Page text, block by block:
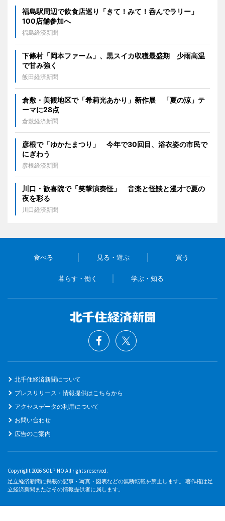
福島駅周辺で飲食店巡り「きて！みて！呑んでラリー」
100店舗参加へ
福島経済新聞
下條村「岡本ファーム」、黒スイカ収穫最盛期 少雨高温
で甘み強く
飯田経済新聞
倉敷・美観地区で「希莉光あかり」新作展 「夏の涼」テ
ーマに28点
倉敷経済新聞
彦根で「ゆかたまつり」 今年で30回目、浴衣姿の市民で
にぎわう
彦根経済新聞
川口・歓喜院で「笑撃演奏怪」 音楽と怪談と漫才で夏の
夜を彩る
川口経済新聞
食べる 見る・遊ぶ 買う
暮らす・働く 学ぶ・知る
北千住経済新聞について
プレスリリース・情報提供はこちらから
アクセスデータの利用について
お問い合わせ
広告のご案内
Copyright 2026 SOLPINO All rights reserved.
足立経済新聞に掲載の記事・写真・図表などの無断転載を禁止します。 著作権は足
立経済新聞またはその情報提供者に属します。